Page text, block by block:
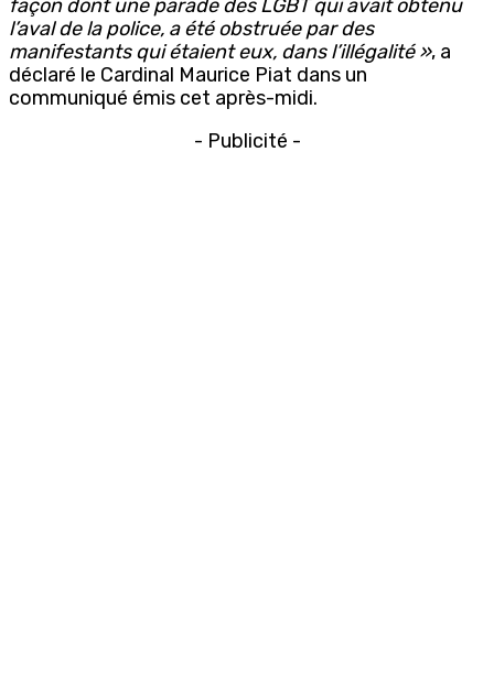
façon dont une parade des LGBT qui avait obtenu
l’aval de la police, a été obstruée par des
manifestants qui étaient eux, dans l’illégalité », a
déclaré le Cardinal Maurice Piat dans un
communiqué émis cet après-midi.
- Publicité -